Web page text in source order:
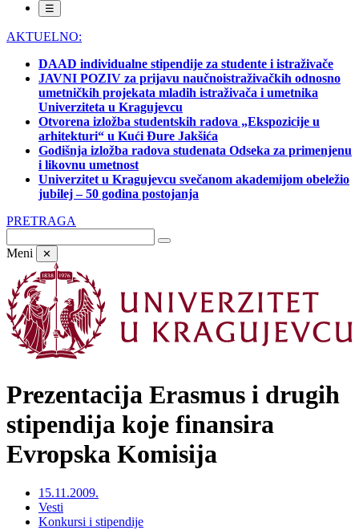
☰
AKTUELNO:
DAAD individualne stipendije za studente i istraživače
JAVNI POZIV za prijavu naučnoistraživačkih odnosno
umetničkih projekata mladih istraživača i umetnika
Univerziteta u Kragujevcu
Otvorena izložba studentskih radova „Ekspozicije u
arhitekturi“ u Kući Đure Jakšića
Godišnja izložba radova studenata Odseka za primenjenu
i likovnu umetnost
Univerzitet u Kragujevcu svečanom akademijom obeležio
jubilej – 50 godina postojanja
PRETRAGA
Meni ✕
Prezentacija Erasmus i drugih
stipendija koje finansira
Evropska Komisija
15.11.2009.
Vesti
Konkursi i stipendije